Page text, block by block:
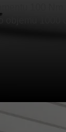
100
objemu 1000